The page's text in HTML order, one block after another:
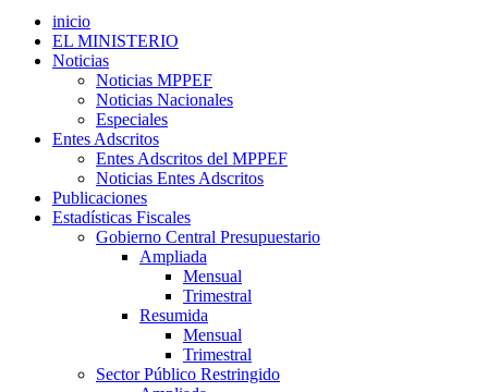
inicio
EL MINISTERIO
Noticias
Noticias MPPEF
Noticias Nacionales
Especiales
Entes Adscritos
Entes Adscritos del MPPEF
Noticias Entes Adscritos
Publicaciones
Estadísticas Fiscales
Gobierno Central Presupuestario
Ampliada
Mensual
Trimestral
Resumida
Mensual
Trimestral
Sector Público Restringido